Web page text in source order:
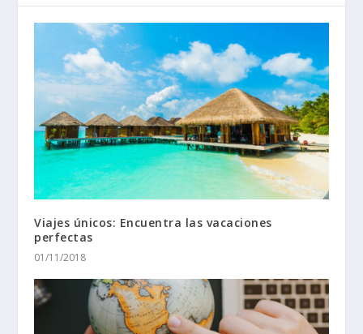
Viajes únicos: Encuentra las vacaciones
perfectas
01/11/2018